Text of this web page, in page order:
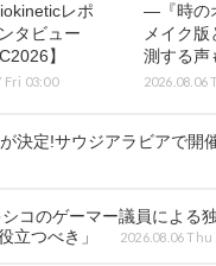
レポ
タビュー
】
Fri 03:00
―『時の
メイク版
測する声
2026.08.06
決定!サウジアラビアで
コのゲーマー議員によ
立つべき」
2026.08.06 Thu